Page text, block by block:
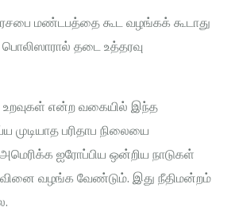
மண்டபத்தை கூட வழங்கக் கூடாது
தடை உத்தரவு
உறவுகள் என்ற வகையில் இந்த
பரிதாப நிலையை
ஐரோப்பிய ஒன்றிய நாடுகள்
வழங்க வேண்டும். இது நீதிமன்றம்